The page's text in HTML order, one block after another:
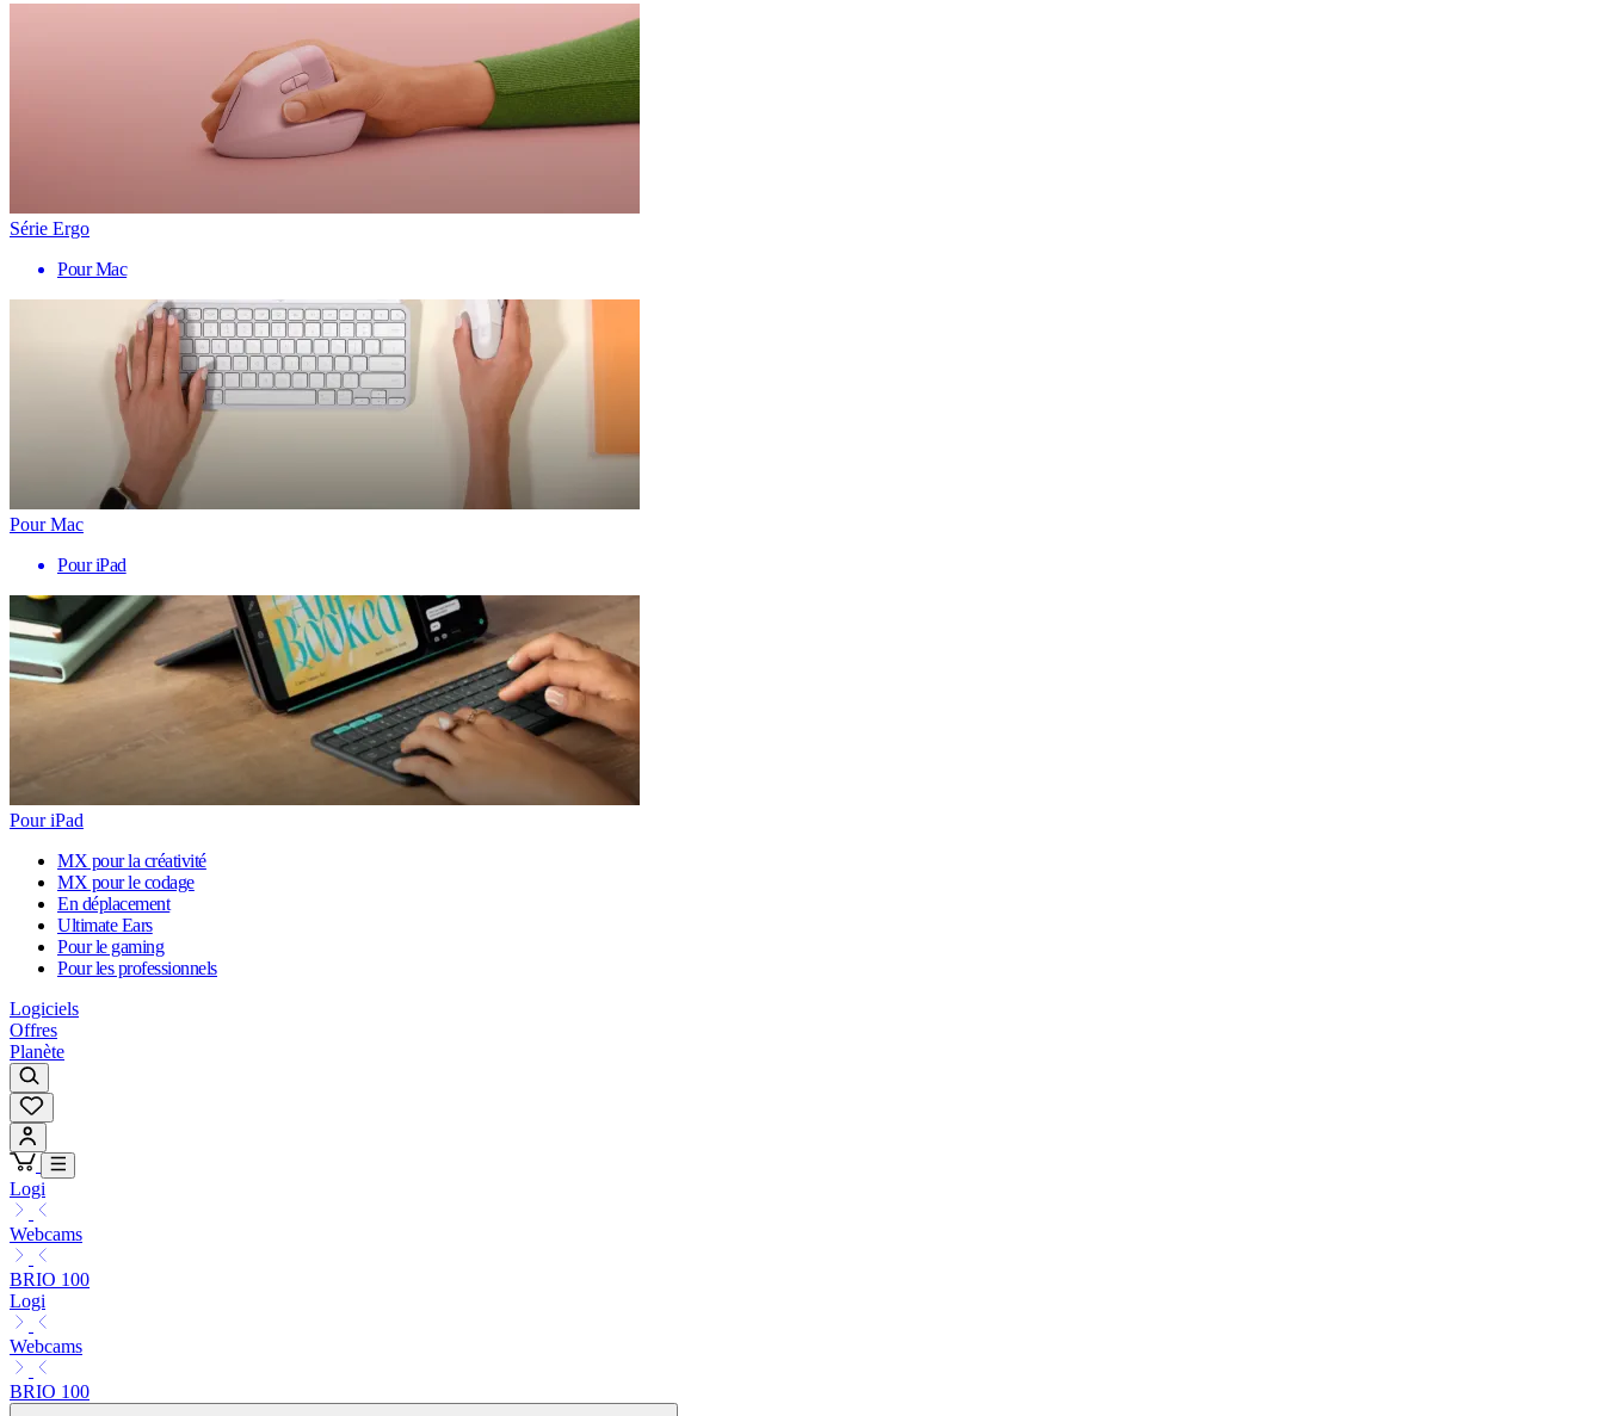
Série Ergo
Pour Mac
Pour Mac
Pour iPad
Pour iPad
MX pour la créativité
MX pour le codage
En déplacement
Ultimate Ears
Pour le gaming
Pour les professionnels
Logiciels
Offres
Planète
Logi
Webcams
BRIO 100
Logi
Webcams
BRIO 100